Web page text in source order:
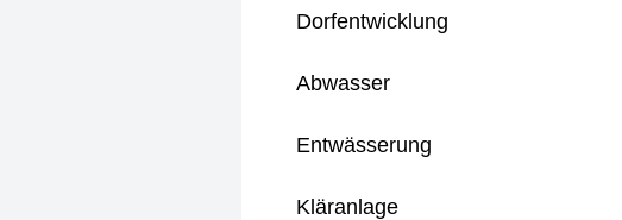
Dorfentwicklung
Abwasser
Entwässerung
Kläranlage